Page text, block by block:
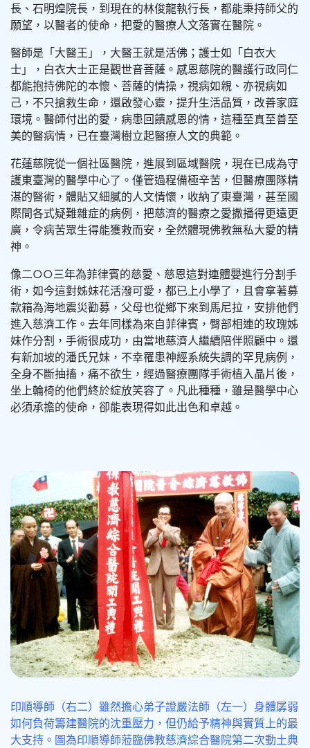
長、石明煌院長，到現在的林俊龍執行長，都能秉持師父的
願望，以醫者的使命，把愛的醫療人文落實在醫院。
醫師是「大醫王」，大醫王就是活佛；護士如「白衣大
士」，白衣大士正是觀世音菩薩。感恩慈院的醫護行政同仁
都能抱持佛陀的本懷、菩薩的情操，視病如親、亦視病如
己，不只搶救生命，還啟發心靈，提升生活品質，改善家庭
環境。醫師付出的愛，病患回饋感恩的情，這種至真至善至
美的醫病情，已在臺灣樹立起醫療人文的典範。
花蓮慈院從一個社區醫院，進展到區域醫院，現在已成為守
護東臺灣的醫學中心了。僅管過程備極辛苦，但醫療團隊精
湛的醫術，體貼又細膩的人文情懷，收納了東臺灣，甚至國
際間各式疑難雜症的病例，把慈濟的醫療之愛撒播得更遠更
廣，令病苦眾生得能獲救而安，全然體現佛教無私大愛的精
神。
像二○○三年為菲律賓的慈愛、慈恩這對連體嬰進行分割手
術，如今這對姊妹花活潑可愛，都已上小學了，且會拿著募
款箱為海地震災勸募，父母也從鄉下來到馬尼拉，安排他們
進入慈濟工作。去年同樣為來自菲律賓，臀部相連的玫瑰姊
妹作分割，手術很成功，由當地慈濟人繼續陪伴照顧中。還
有新加坡的潘氏兄妹，不幸罹患神經系統失調的罕見病例，
全身不斷抽搐，痛不欲生，經過醫療團隊手術植入晶片後，
坐上輪椅的他們終於綻放笑容了。凡此種種，雖是醫學中心
必須承擔的使命，卻能表現得如此出色和卓越。
印順導師（右二）雖然擔心弟子證嚴法師（左一）身體孱弱
如何負荷籌建醫院的沈重壓力，但仍給予精神與實質上的最
大支持。圖為印順導師蒞臨佛教慈濟綜合醫院第二次動土典